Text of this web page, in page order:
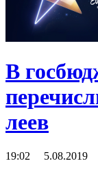
В
леев
19:02 5.08.2019